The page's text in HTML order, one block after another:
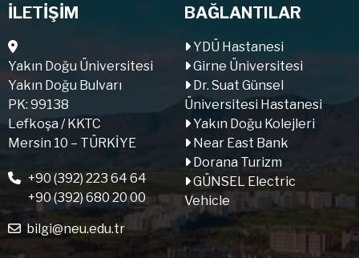
İLETİŞİM
Yakın Doğu Üniversitesi
Yakın Doğu Bulvarı
PK: 99138
Lefkoşa / KKTC
Mersin 10 – TÜRKİYE
+90 (392) 223 64 64
+90 (392) 680 20 00
bilgi@neu.edu.tr
BAĞLANTILAR
YDÜ Hastanesi
Girne Üniversitesi
Dr. Suat Günsel
Üniversitesi Hastanesi
Yakın Doğu Kolejleri
Near East Bank
Dorana Turizm
GÜNSEL Electric
Vehicle